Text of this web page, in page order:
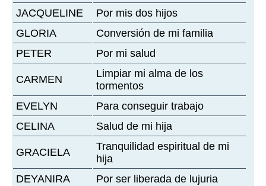
JACQUELINE
Por mis dos hijos
GLORIA
Conversión de mi familia
PETER
Por mi salud
CARMEN
Limpiar mi alma de los
tormentos
EVELYN
Para conseguir trabajo
CELINA
Salud de mi hija
GRACIELA
Tranquilidad espiritual de mi
hija
DEYANIRA
Por ser liberada de lujuria